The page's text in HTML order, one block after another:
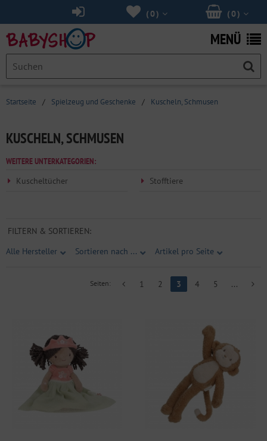
(0 )
(0 )
MENÜ
Startseite / Spielzeug und Geschenke / Kuscheln, Schmusen
KUSCHELN, SCHMUSEN
WEITERE UNTERKATEGORIEN:
Kuscheltücher
Stofftiere
FILTERN & SORTIEREN:
Alle Hersteller
Sortieren nach ... Artikel pro Seite
Seiten: 1 2 3 4 5 ...